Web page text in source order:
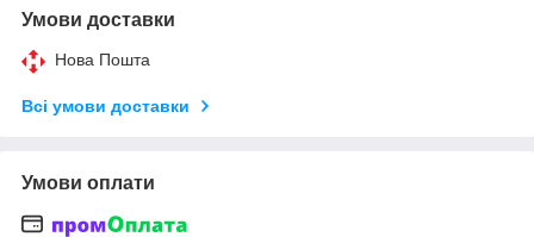
Умови доставки
Нова Пошта
Всі умови доставки
Умови оплати